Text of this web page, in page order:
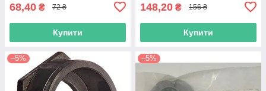
68,40 ₴ 72 ₴
Купити
148,20 ₴ 156 ₴
Купити
–5% –5%